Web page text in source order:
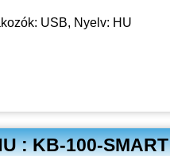
USB, Nyelv: HU
: KB-100-SMART